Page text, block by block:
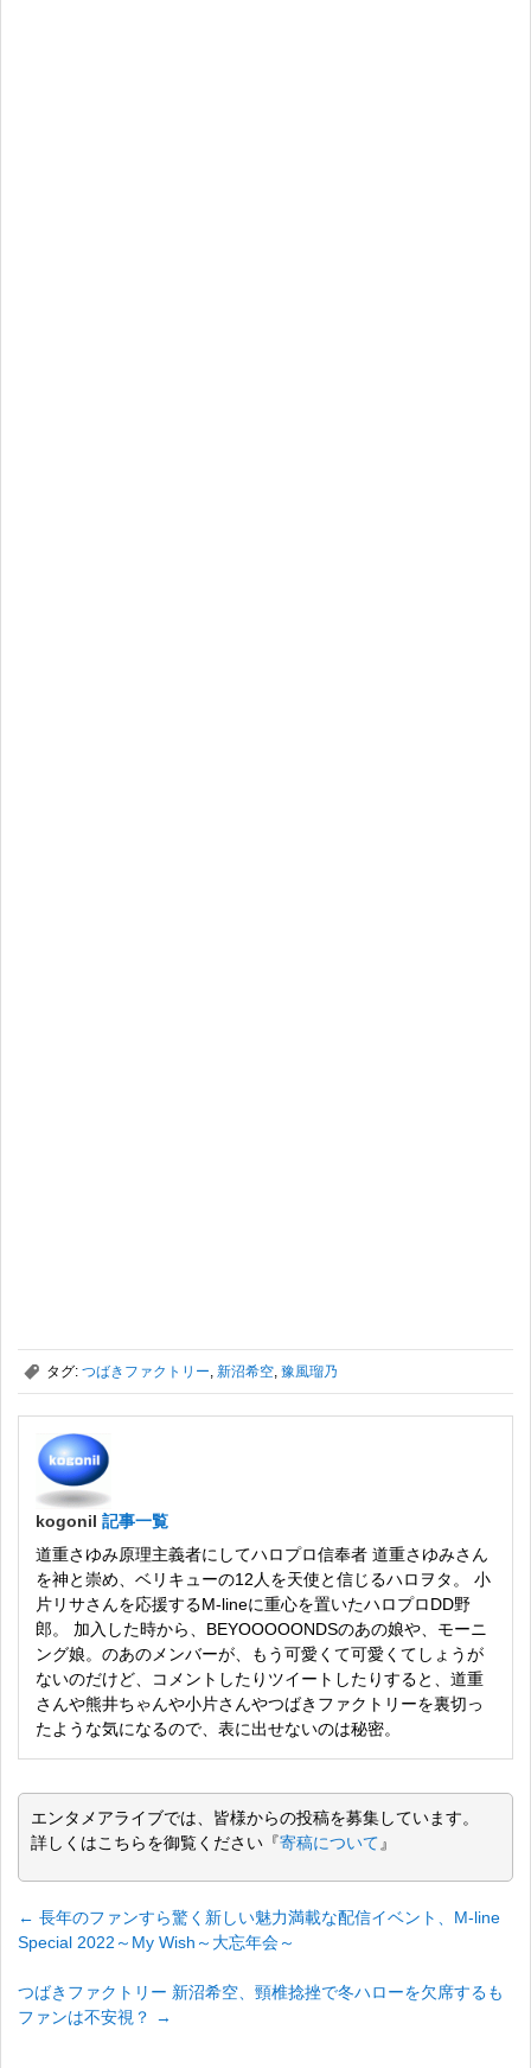
, タグ: つばきファクトリー 新沼希空 豫風瑠乃
kogonil 記事一覧
道重さゆみ原理主義者にしてハロプロ信奉者 道重さゆみさん
を神と崇め、ベリキューの12人を天使と信じるハロヲタ。 小
片リサさんを応援するM-lineに重心を置いたハロプロDD野
郎。 加入した時から、BEYOOOOONDSのあの娘や、モーニ
ング娘。のあのメンバーが、もう可愛くて可愛くてしょうが
ないのだけど、コメントしたりツイートしたりすると、道重
さんや熊井ちゃんや小片さんやつばきファクトリーを裏切っ
たような気になるので、表に出せないのは秘密。
エンタメアライブでは、皆様からの投稿を募集しています。
詳しくはこちらを御覧ください『寄稿について 』
← 長年のファンすら驚く新しい魅力満載な配信イベント、M-line
Special 2022～My Wish～大忘年会～
つばきファクトリー 新沼希空、頸椎捻挫で冬ハローを欠席するも
ファンは不安視？ →